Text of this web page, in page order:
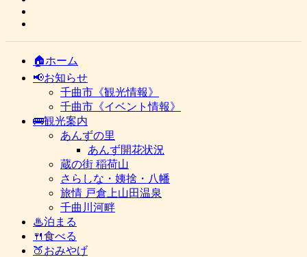
🏠ホーム
📢お知らせ
千曲市《観光情報》
千曲市《イベント情報》
🚌観光案内
あんずの里
あんず開花状況
蔵の街 稲荷山
さらしな・姨捨・八幡
旅情 戸倉上山田温泉
千曲川河畔
♨泊まる
🍴食べる
🍑おみやげ